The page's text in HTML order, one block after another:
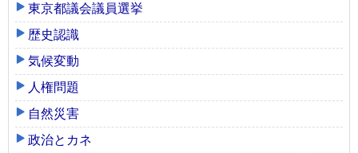
東京都議会議員選挙
歴史認識
気候変動
人権問題
自然災害
政治とカネ